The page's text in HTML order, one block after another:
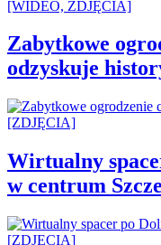
Zabytkowe
odzyskuje
Wirtualny
w centrum